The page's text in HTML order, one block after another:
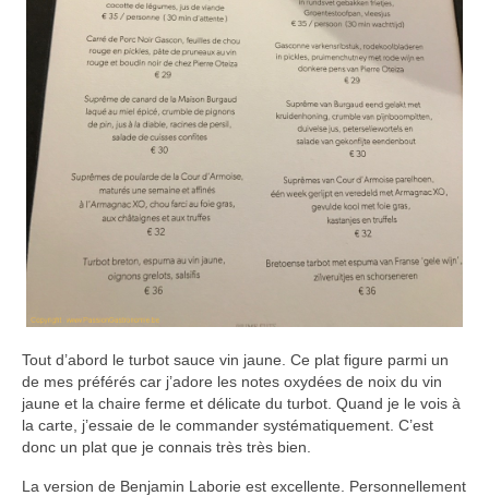
Tout d’abord le turbot sauce vin jaune. Ce plat figure parmi un
de mes préférés car j’adore les notes oxydées de noix du vin
jaune et la chaire ferme et délicate du turbot. Quand je le vois à
la carte, j’essaie de le commander systématiquement. C’est
donc un plat que je connais très très bien.
La version de Benjamin Laborie est excellente. Personnellement